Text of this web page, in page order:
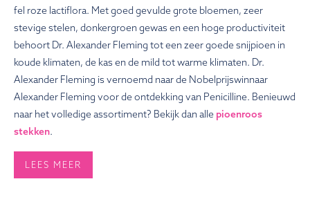
fel roze lactiflora. Met goed gevulde grote bloemen, zeer
stevige stelen, donkergroen gewas en een hoge productiviteit
behoort Dr. Alexander Fleming tot een zeer goede snijpioen in
koude klimaten, de kas en de mild tot warme klimaten. Dr.
Alexander Fleming is vernoemd naar de Nobelprijswinnaar
Alexander Fleming voor de ontdekking van Penicilline. Benieuwd
naar het volledige assortiment? Bekijk dan alle pioenroos
stekken.
LEES MEER